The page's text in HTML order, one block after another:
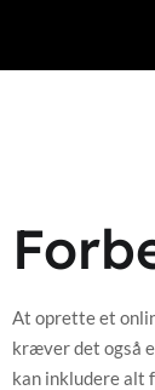
At oprette et
kræver det også
kan inkludere alt